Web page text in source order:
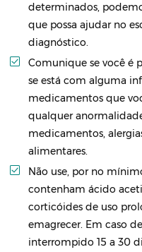
determinados,
que possa ajudar no
diagnóstico.
Comunique se você é
se está com alguma
medicamentos que
qualquer
medicamentos,
alimentares.
Não use, por no
contenham ácido
corticóides de uso
emagrecer. Em caso
interrompido 15 a 30